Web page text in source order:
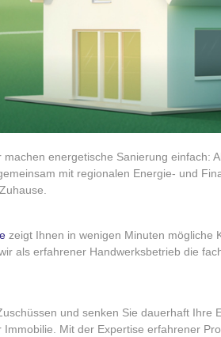
energetische Sanierung einfach:
mit regionalen Energie- und
zeigt Ihnen in wenigen Minuten mögliche
als erfahrener Handwerksbetrieb die
und senken Sie dauerhaft Ihre
Immobilie. Mit der Expertise erfahrener